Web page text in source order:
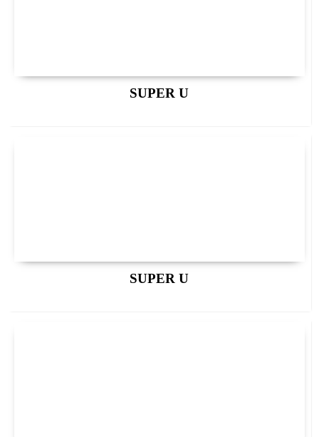
SUPER U
SUPER U